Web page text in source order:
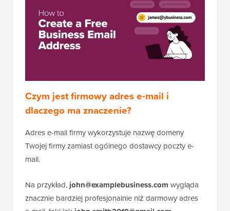
Czym jest firmowy adres e-mail i
dlaczego ma znaczenie?
Adres e-mail firmy wykorzystuje nazwę domeny
Twojej firmy zamiast ogólnego dostawcy poczty e-
mail.
Na przykład,john@examplebusiness.com wygląda
znacznie bardziej profesjonalnie niż darmowy adres